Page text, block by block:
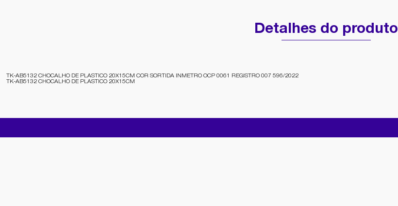
Detalhes do produto
TK-AB5132 CHOCALHO DE PLASTICO 20X15CM COR SORTIDA INMETRO OCP 0061 REGISTRO 007 596/2022
TK-AB5132 CHOCALHO DE PLASTICO 20X15CM